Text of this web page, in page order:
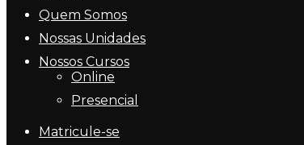
Quem Somos
Nossas Unidades
Nossos Cursos
Online
Presencial
Matricule-se